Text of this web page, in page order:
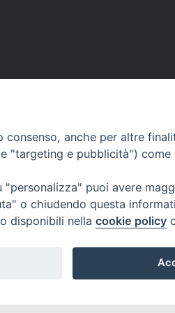
anche per altre
"targeting e pubblicità") come
puoi avere
o chiudendo questa
disponibili nella cookie policy